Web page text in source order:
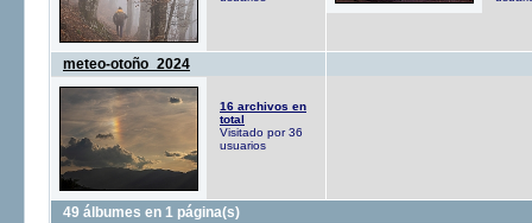
meteo-otoño_2024
16 archivos en
total
Visitado por 36
usuarios
49 álbumes en 1 página(s)